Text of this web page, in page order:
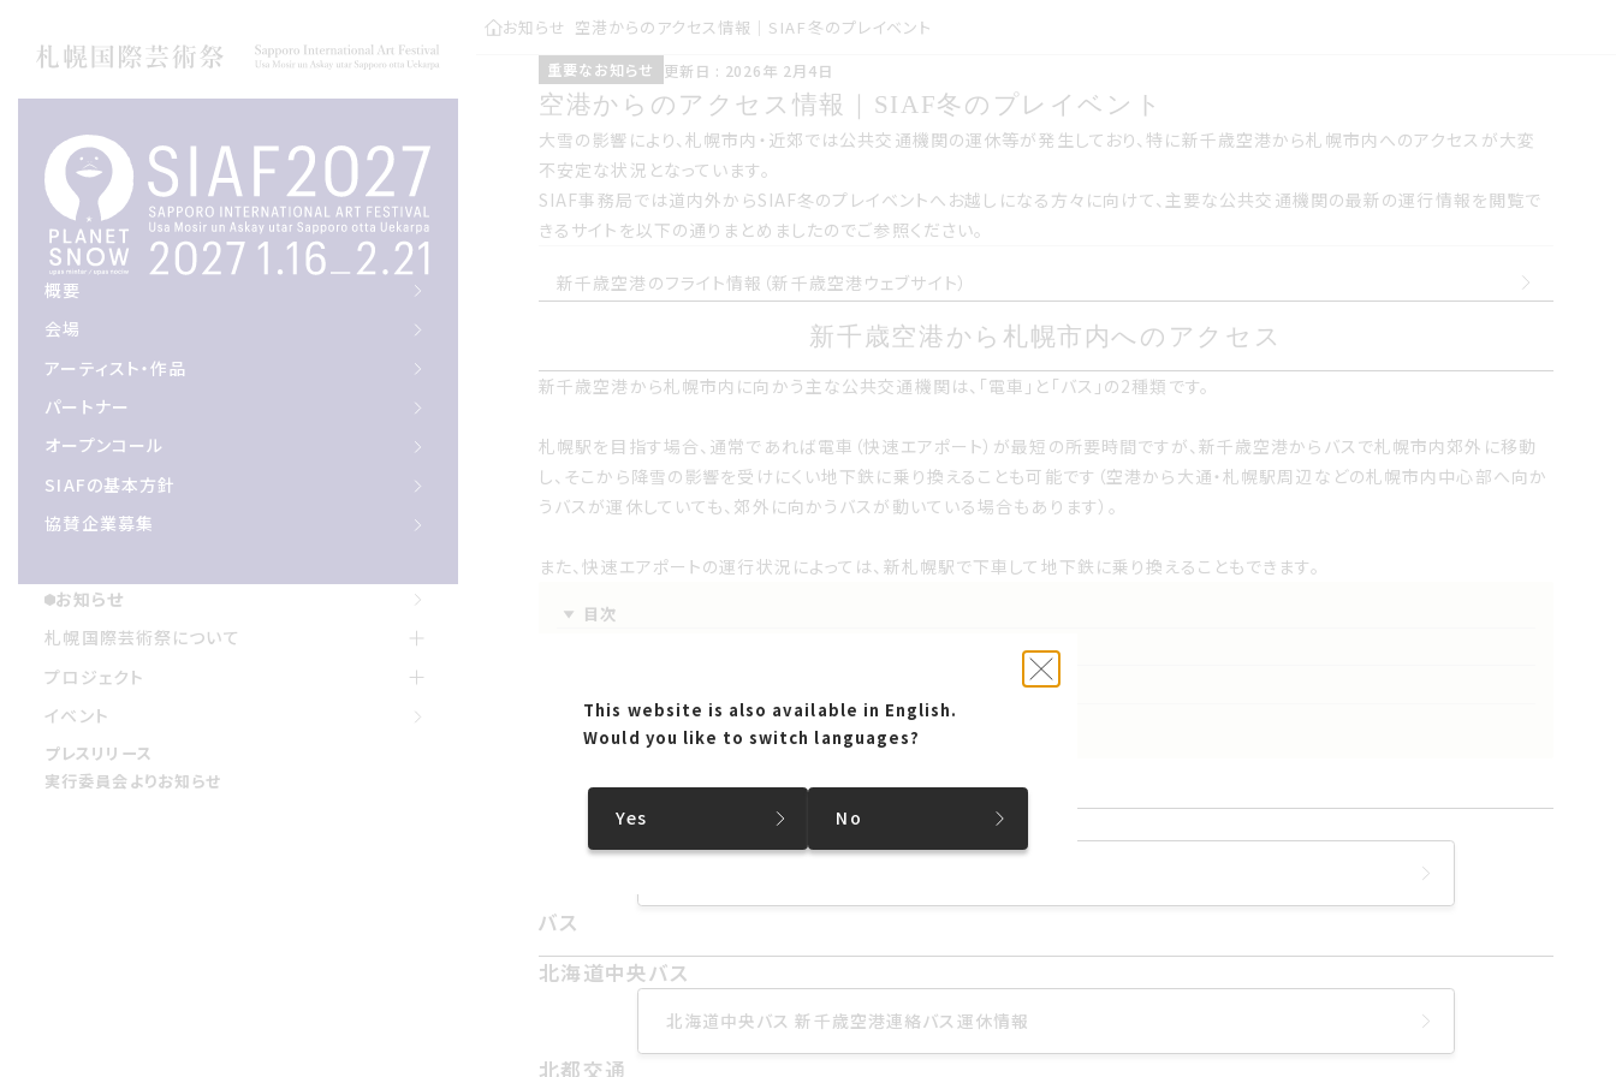
This website is also available in English.
Would you like to switch languages?
Yes No
概要
概要
会場
会場
アーティスト作品
アーティスト・作品
パートナー
パートナー
オープンコール
オープンコール
サイアフの基本方針
SIAFの基本方針
協賛企業募集
協賛企業募集
お知らせ
お知らせ
札幌国際げいじゅつさいについて
札幌国際芸術祭について
プロジェクト
プロジェクト
イベント
イベント
プレスリリース
プレスリリース
実行委員会よりお知らせ
実行委員会よりお知らせ
お知らせ 空港からのアクセス情報｜SIAF冬のプレイベント
重要なお知らせ
重要なお知らせ
こうしんび 2026年 にが
つ4日
更新日 : 2026年 2月4日
空港からのアクセス情報サイアフ冬のプレイベント
空港からのアクセス情報｜SIAF冬のプレイベント
大雪の影響により 札幌市内近郊では公共交通機関の運休等が発生しており 特に新千歳空港から札幌市内へのアクセスが大変不
安定な状況となっています
サイアフ事務局では道内外からサイアフ冬のプレイベントへお越しになる方々に向けて 主要な公共交通機関の最新の運行情報を
大雪の影響により、札幌市内・近郊では公共交通機関の運休等が発生しており、特に新千歳空港から札幌市内へのアクセスが大変
不安定な状況となっています。
SIAF事務局では道内外からSIAF冬のプレイベントへお越しになる方々に向けて、主要な公共交通機関の最新の運行情報を閲覧で
きるサイトを以下の通りまとめましたのでご参照ください。
新千歳空港のフライト情報（新千歳空港ウェブサイト）
新千歳空港から札幌市内へのアクセス
新千歳空港から札幌市内へのアクセス
新千歳空港から札幌市内に向かう主な公共交通機関は 電車とバスの2種類です
札幌駅を目指す場合 通常であれば電車快速エアポートが最短の所要時間ですが 新千歳空港からバスで札幌市内郊外に移動し そ
が運休していても 郊外に向かうバスが動いている場合もあります
また 快速エアポートの運行状況によっては 新札幌駅で下車して地下鉄に乗り換えることもできます
新千歳空港から札幌市内に向かう主な公共交通機関は、「電車」と「バス」の2種類です。
札幌駅を目指す場合、通常であれば電車（快速エアポート）が最短の所要時間ですが、新千歳空港からバスで札幌市内郊外に移動
し、そこから降雪の影響を受けにくい地下鉄に乗り換えることも可能です（空港から大通・札幌駅周辺などの札幌市内中心部へ向か
うバスが運休していても、郊外に向かうバスが動いている場合もあります）。
また、快速エアポートの運行状況によっては、新札幌駅で下車して地下鉄に乗り換えることもできます。
目次
その他の情報
JR北海道 快速エアポート
JR北海道 快速エアポート
バス
バス
北海道中央バス
北海道中央バス
北海道中央バス 新千歳空港連絡バス運休情報
北都交通
北都交通